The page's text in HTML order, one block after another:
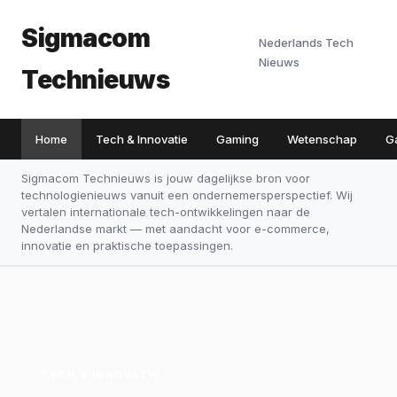
Sigmacom
Technieuws
Nederlands Tech
Nieuws
Home Tech & Innovatie Gaming Wetenschap
Sigmacom Technieuws is jouw dagelijkse bron voor
technologienieuws vanuit een ondernemersperspectief. Wij
vertalen internationale tech-ontwikkelingen naar de
Nederlandse markt — met aandacht voor e-commerce,
innovatie en praktische toepassingen.